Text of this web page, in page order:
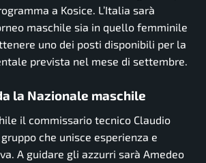
a Kosice. L’Italia sarà
maschile sia in quello femminile
uno dei posti disponibili per la
prevista nel mese di settembre.
la Nazionale maschile
il commissario tecnico Claudio
che unisce esperienza e
A guidare gli azzurri sarà Amedeo